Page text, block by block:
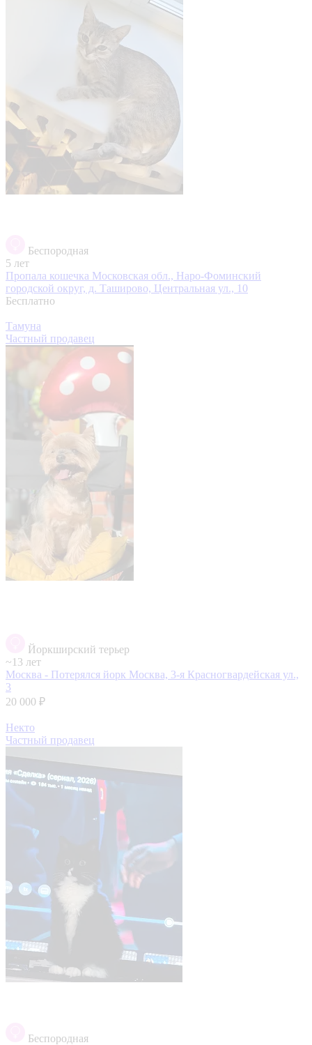
Беспородная
5 лет
Пропала кошечка Московская обл., Наро-Фоминский
городской округ, д. Таширово, Центральная ул., 10
Бесплатно
Тамуна
Частный продавец
Йоркширский терьер
~13 лет
Москва - Потерялся йорк Москва, 3-я Красногвардейская ул.,
3
20 000 ₽
Некто
Частный продавец
Беспородная